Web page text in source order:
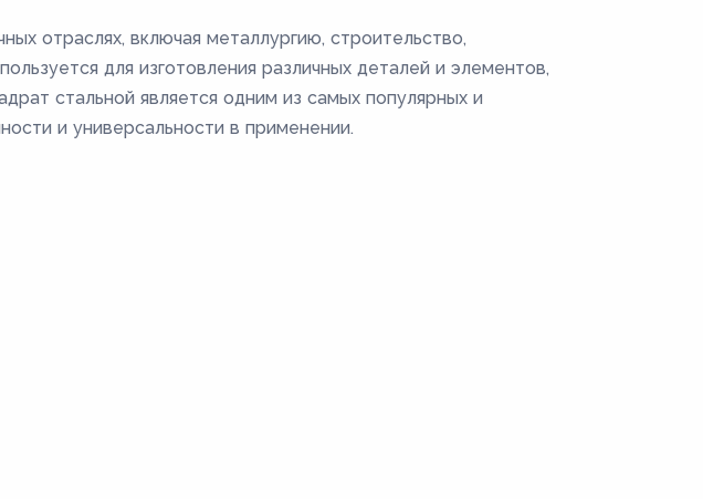
отраслях, включая металлургию, строительство,
для изготовления различных деталей и элементов,
стальной является одним из самых популярных и
и универсальности в применении.